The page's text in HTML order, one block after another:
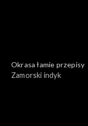
Okrasa łamie przepisy
Zamorski indyk